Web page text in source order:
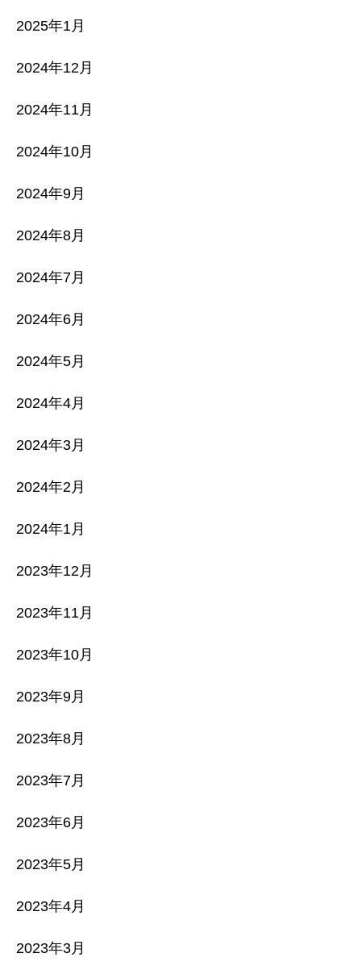
2025年1月
2024年12月
2024年11月
2024年10月
2024年9月
2024年8月
2024年7月
2024年6月
2024年5月
2024年4月
2024年3月
2024年2月
2024年1月
2023年12月
2023年11月
2023年10月
2023年9月
2023年8月
2023年7月
2023年6月
2023年5月
2023年4月
2023年3月